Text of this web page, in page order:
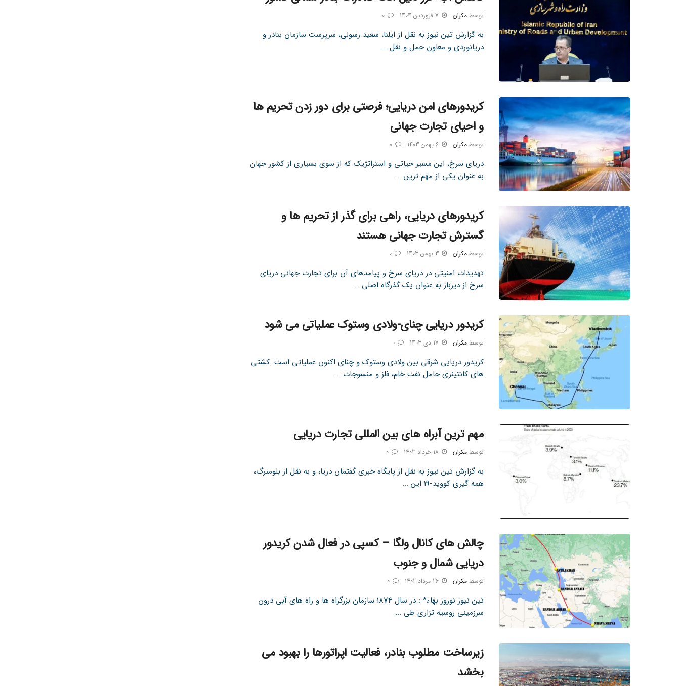
توسط مکران 0
به گزارش تین نیوز به نقل از ایلنا، سعید رسولی، سرپرست سازمان بنادر و
دریانوردی و معاون حمل و نقل ...
کریدورهای امن دریایی؛ فرصتی برای دور زدن تحریم ها
و احیای تجارت جهانی
توسط مکران 6 بهمن 1403 0
دریای سرخ، این مسیر حیاتی و استراتژیک که از سوی بسیاری از کشور جهان
به عنوان یکی از مهم ترین ...
کریدورهای دریایی، راهی برای گذر از تحریم‌ ها و
گسترش تجارت جهانی هستند
توسط مکران 3 بهمن 1403 0
تهدیدات امنیتی در دریای سرخ و پیامدهای آن برای تجارت جهانی دریای
سرخ از دیرباز به عنوان یک گذرگاه اصلی ...
کریدور دریایی چنای-ولادی وستوک عملیاتی می شود
توسط مکران 0
کریدور دریایی شرقی بین ولادی وستوک و چنای اکنون عملیاتی است. کشتی
های کانتینری حامل نفت خام، فلز و منسوجات ...
مهم ترین آبراه های بین المللی تجارت دریایی
توسط مکران 18 خرداد 1403 0
به گزارش تین نیوز به نقل از پایگاه خبری گفتمان دریا، و به نقل از بلومبرگ،
همه گیری کووید-19 این ...
چالش های کانال ولگا – کسپی در فعال شدن کریدور
دریایی شمال و جنوب
توسط مکران 26 مرداد 1402 0
تین نیوز نوروز بهاء* : در سال 1874 سازمان بزرگراه ها و راه های آبی درون
سرزمینی روسیه تزاری طی ...
زیرساخت مطلوب بنادر، فعالیت اپراتورها را بهبود می
بخشد